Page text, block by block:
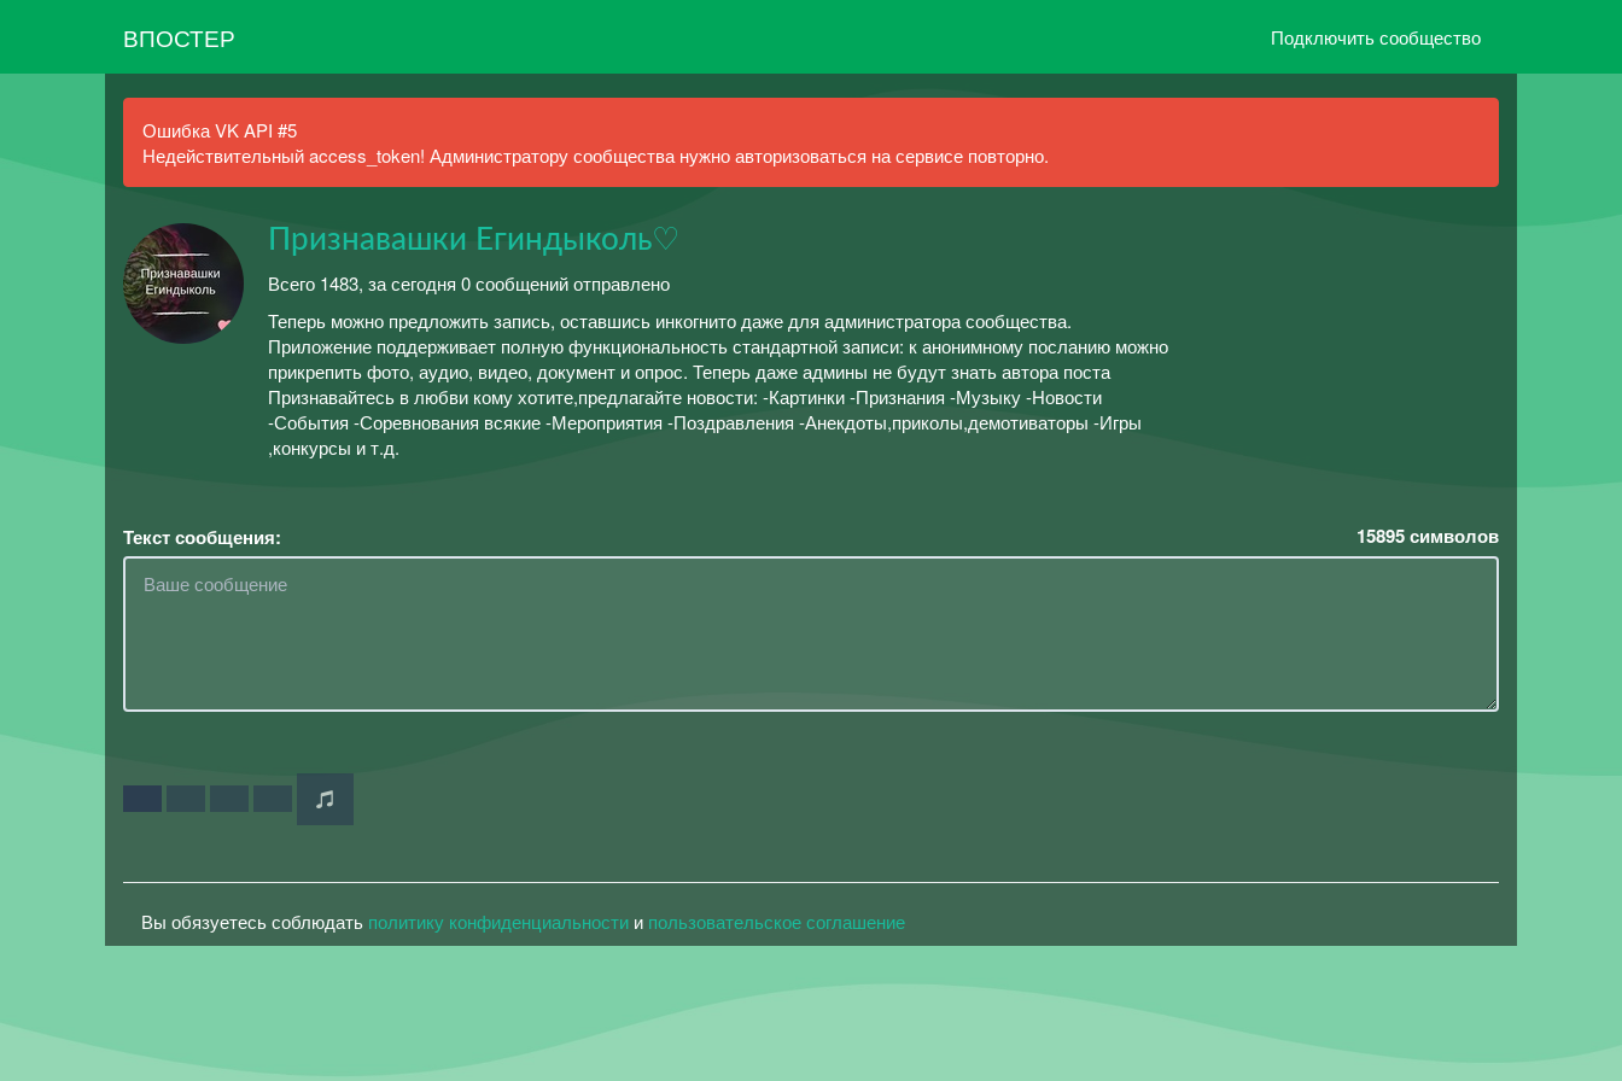
ВПОСТЕР Подключить сообщество
Ошибка VK API #5
Недействительный access_token! Администратору сообщества нужно авторизоваться на сервисе повторно.
Признавашки Егиндыколь♡
Всего 1483, за сегодня 0 сообщений отправлено
Теперь можно предложить запись, оставшись инкогнито даже для администратора сообщества.
Приложение поддерживает полную функциональность стандартной записи: к анонимному посланию можно
прикрепить фото, аудио, видео, документ и опрос. Теперь даже админы не будут знать автора поста
Признавайтесь в любви кому хотите,предлагайте новости: -Картинки -Признания -Музыку -Новости
-События -Соревнования всякие -Мероприятия -Поздравления -Анекдоты,приколы,демотиваторы -Игры
,конкурсы и т.д.
Текст сообщения: 15895символов
Вы обязуетесь соблюдать политику конфиденциальности и пользовательское соглашение